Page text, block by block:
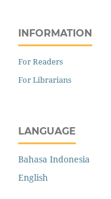
INFORMATION
For Readers
For Librarians
LANGUAGE
Bahasa Indonesia
English